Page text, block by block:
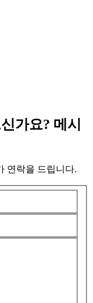
가요? 메시
연락을 드립니다.